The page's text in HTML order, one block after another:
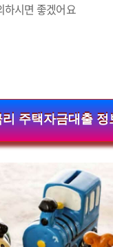
하시면 좋겠어요
리 주택자금대출